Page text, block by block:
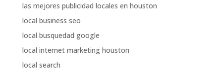
las mejores publicidad locales en houston
local business seo
local busquedad google
local internet marketing houston
local search